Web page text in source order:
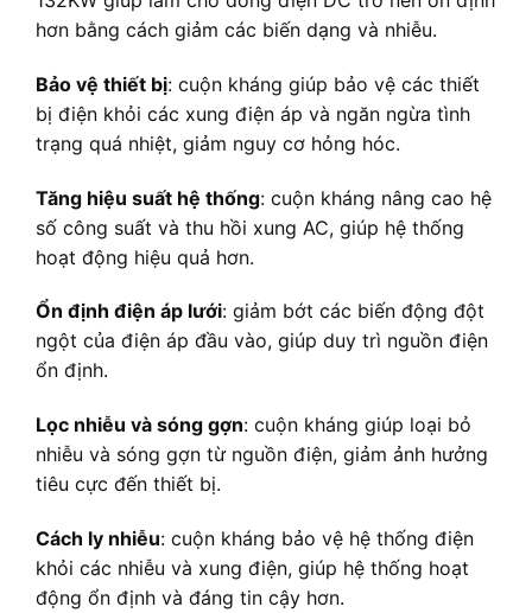
hơn bằng cách giảm các biến dạng và nhiễu.
Bảo vệ thiết bị: cuộn kháng giúp bảo vệ các thiết
bị điện khỏi các xung điện áp và ngăn ngừa tình
trạng quá nhiệt, giảm nguy cơ hỏng hóc.
Tăng hiệu suất hệ thống: cuộn kháng nâng cao hệ
số công suất và thu hồi xung AC, giúp hệ thống
hoạt động hiệu quả hơn.
Ổn định điện áp lưới: giảm bớt các biến động đột
ngột của điện áp đầu vào, giúp duy trì nguồn điện
ổn định.
Lọc nhiễu và sóng gợn: cuộn kháng giúp loại bỏ
nhiễu và sóng gợn từ nguồn điện, giảm ảnh hưởng
tiêu cực đến thiết bị.
Cách ly nhiễu: cuộn kháng bảo vệ hệ thống điện
khỏi các nhiễu và xung điện, giúp hệ thống hoạt
động ổn định và đáng tin cậy hơn.